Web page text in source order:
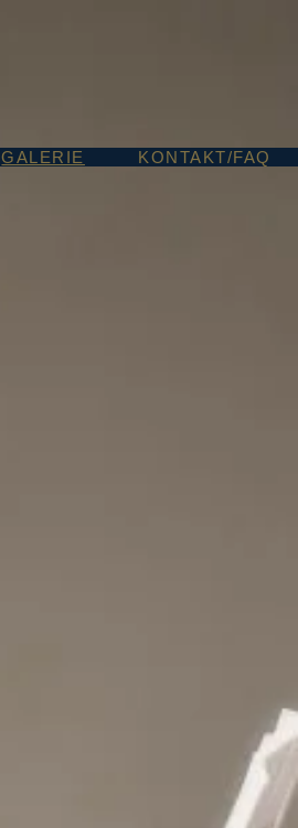
GALERIE KONTAKT/FAQ